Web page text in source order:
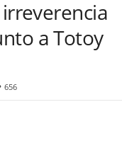
a Totoy
656